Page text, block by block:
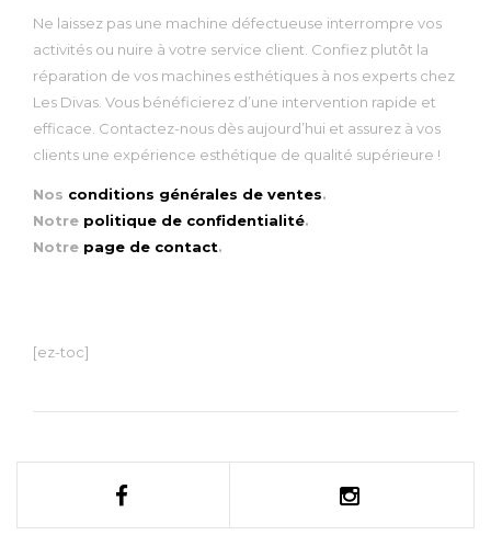
Ne laissez pas une machine défectueuse interrompre vos
activités ou nuire à votre service client. Confiez plutôt la
réparation de vos machines esthétiques à nos experts chez
Les Divas. Vous bénéficierez d’une intervention rapide et
efficace. Contactez-nous dès aujourd’hui et assurez à vos
clients une expérience esthétique de qualité supérieure !
Nos conditions générales de ventes.
Notre politique de confidentialité.
Notre page de contact.
[ez-toc]